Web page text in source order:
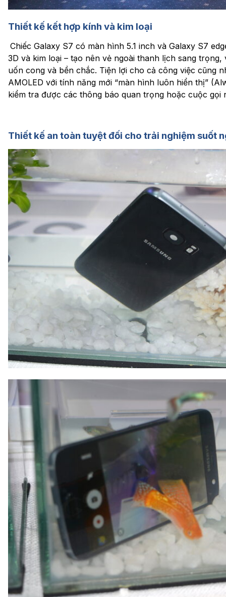
Thiết kế kết hợp kính và kim loại
Chiếc Galaxy S7 có màn hình 5.1 inch và Galaxy S7
3D và kim loại – tạo nên vẻ ngoài thanh lịch sang
uốn cong và bền chắc. Tiện lợi cho cả công việc cũng
AMOLED với tính năng mới “màn hình luôn hiển thị”
kiểm tra được các thông báo quan trọng hoặc cuộc
Thiết kế an toàn tuyệt đối cho trải nghiệm suốt